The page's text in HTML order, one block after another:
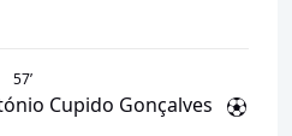
57’
Cupido Gonçalves